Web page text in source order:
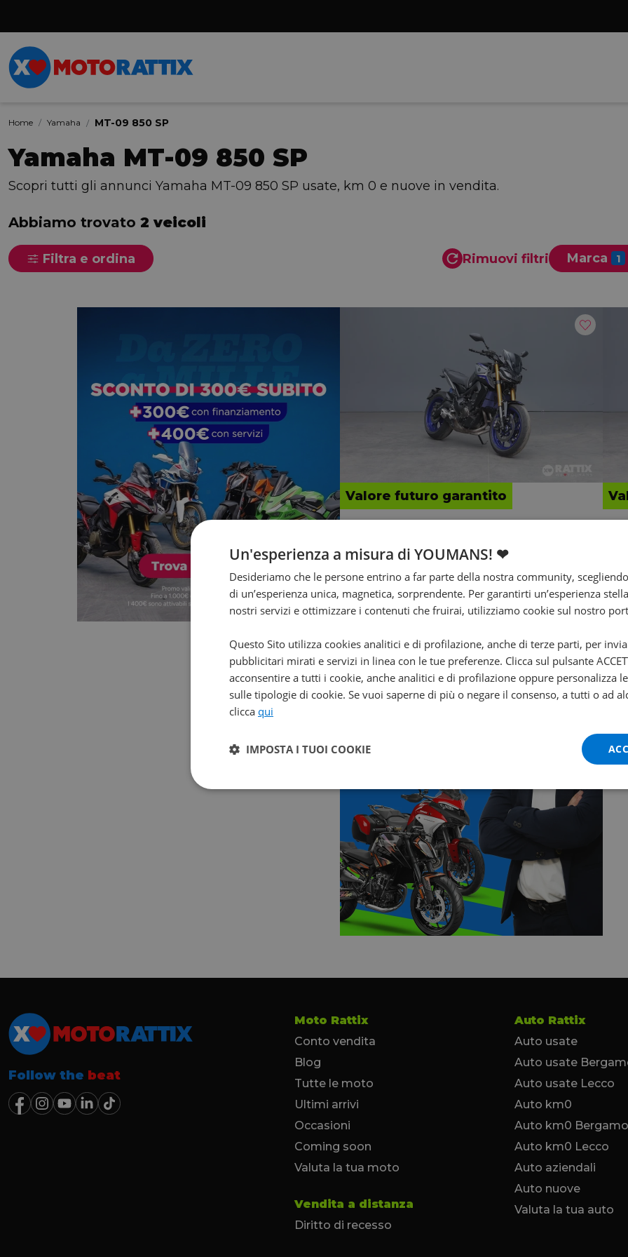
Home Yamaha MT-09 850 SP
Yamaha MT-09 850 SP
Scopri tutti gli annunci Yamaha MT-09 850 SP usate, km 0 e nuove in vendita.
Abbiamo trovato 2 veicoli
Filtra e ordina Rimuovi filtri Marca
Valore futuro garantito
Abs my18
€8.290 148 /mese
Non sai quale
scegliere?
Follow the beat
Moto Rattix
Conto vendita
Blog
Tutte le moto
Ultimi arrivi
Occasioni
Coming soon
Valuta la tua moto
Vendita a distanza
Diritto di recesso
Auto Rattix
Auto usate
Auto usate
Auto usate Lecco
Auto km0
Auto km0 Bergamo
Auto km0 Lecco
Auto aziendali
Auto nuove
Valuta la tua auto
Un'esperienza a misura di YOUMANS! ❤
Desideriamo che le persone entrino a far parte della nostra community,
di un’esperienza unica, magnetica, sorprendente. Per garantirti un’esperienza
nostri servizi e ottimizzare i contenuti che fruirai, utilizziamo cookie sul nostro
Questo Sito utilizza cookies analitici e di profilazione, anche di terze parti, per
pubblicitari mirati e servizi in linea con le tue preferenze. Clicca sul pulsante
acconsentire a tutti i cookie, anche analitici e di profilazione oppure personalizza
sulle tipologie di cookie. Se vuoi saperne di più o negare il consenso, a tutti o ad
clicca qui
IMPOSTA I TUOI COOKIE